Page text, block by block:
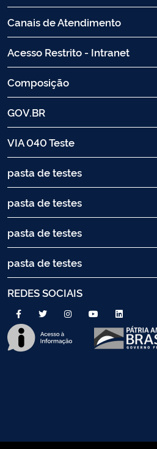
Canais de Atendimento
Acesso Restrito - Intranet
Composição
GOV.BR
VIA 040 Teste
pasta de testes
pasta de testes
pasta de testes
pasta de testes
REDES SOCIAIS